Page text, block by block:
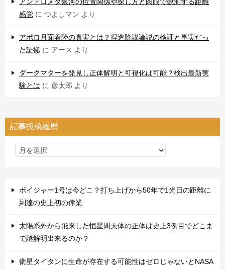
感覚 に つよしマン より
アポロ月面着陸の真実とは？捏造陰謀論説の検証と事実だっ
た証拠 に アース より
ダークマターを発見し正体解明と可視化は可能？検出最新実
験とは に 彦太郎 より
記事投稿履歴
ボイジャー1号は今どこ？打ち上げから50年で1光日の距離に
到達の史上初の偉業
太陽系外から飛来した恒星間天体の正体は史上3例目でどこま
で謎解明出来るのか？
衛星タイタンに生命が存在する可能性はゼロじゃないとNASA